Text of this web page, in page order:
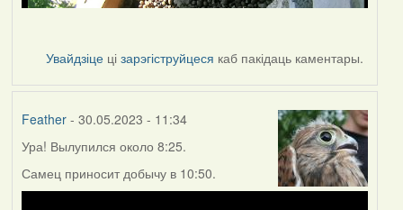
Увайдзіце цізарэгіструйцеся каб пакідаць каментары.
Feather- 30.05.2023 - 11:34
Ура! Вылупился около 8:25.
Самец приносит добычу в 10:50.